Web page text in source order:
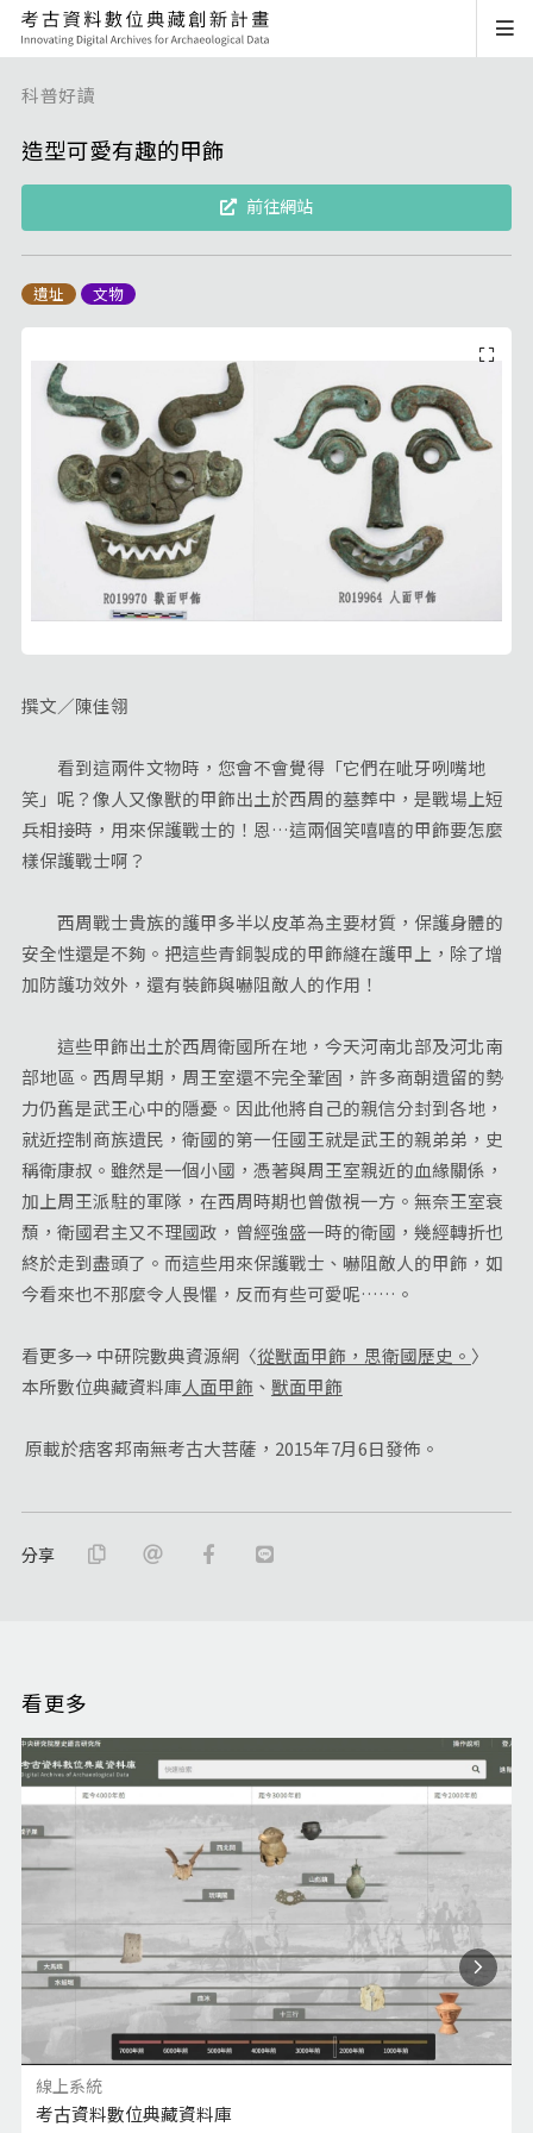
科普好讀
造型可愛有趣的甲飾
前往網站
遺址 文物
撰文／陳佳翎
看到這兩件文物時，您會不會覺得「它們在呲牙咧嘴地
笑」呢？像人又像獸的甲飾出土於西周的墓葬中，是戰場上短
兵相接時，用來保護戰士的！恩…這兩個笑嘻嘻的甲飾要怎麼
樣保護戰士啊？
西周戰士貴族的護甲多半以皮革為主要材質，保護身體的
安全性還是不夠。把這些青銅製成的甲飾縫在護甲上，除了增
加防護功效外，還有裝飾與嚇阻敵人的作用！
這些甲飾出土於西周衛國所在地，今天河南北部及河北南
部地區。西周早期，周王室還不完全鞏固，許多商朝遺留的勢
力仍舊是武王心中的隱憂。因此他將自己的親信分封到各地，
就近控制商族遺民，衛國的第一任國王就是武王的親弟弟，史
稱衛康叔。雖然是一個小國，憑著與周王室親近的血緣關係，
加上周王派駐的軍隊，在西周時期也曾傲視一方。無奈王室衰
頹，衛國君主又不理國政，曾經強盛一時的衛國，幾經轉折也
終於走到盡頭了。而這些用來保護戰士、嚇阻敵人的甲飾，如
今看來也不那麼令人畏懼，反而有些可愛呢……。
看更多→ 中研院數典資源網〈從獸面甲飾，思衛國歷史。 〉
本所數位典藏資料庫人面甲飾 、 獸面甲飾
原載於痞客邦南無考古大菩薩，2015年7月6日發佈。
分享
看更多
線上系統
考古資料數位典藏資料庫